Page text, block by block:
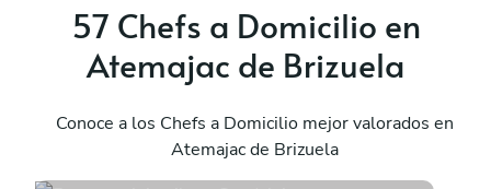
57 Chefs a Domicilio en
Atemajac de Brizuela
Conoce a los Chefs a Domicilio mejor valorados en
Atemajac de Brizuela
Emmanuel Aguilera
Guadalajara
46 servicios